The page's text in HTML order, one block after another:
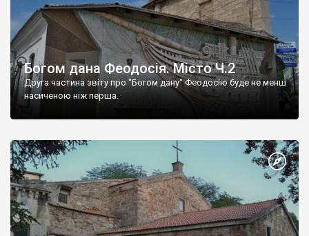
Богом дана Феодосія. Місто Ч.2
Друга частина звіту про "Богом дану" Феодосію буде не менш
насиченою ніж перша.